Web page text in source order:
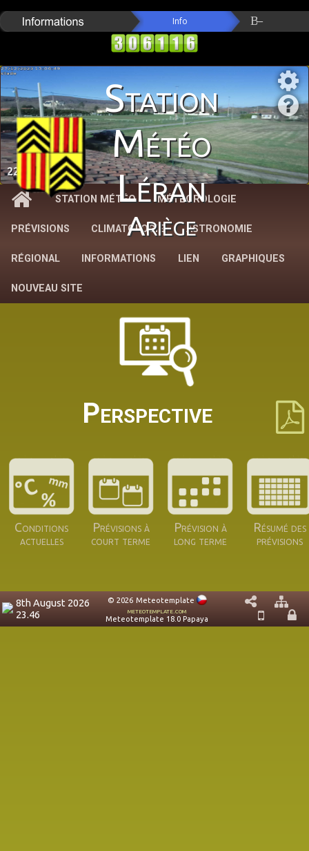
22.2 °C
Station
Météo
Léran
Ariège
STATION MÉTÉO MÉTÉOROLOGIE
PRÉVISIONS CLIMATOLOGIE ASTRONOMIE
RÉGIONAL INFORMATIONS LIEN GRAPHIQUES
NOUVEAU SITE
Perspective
Conditions
actuelles
Prévisions à
court terme
Prévision à
long terme
Résumé des
prévisions
8th August 2026
23.46
© 2026 Meteotemplate
meteotemplate.com
Meteotemplate 18.0 Papaya